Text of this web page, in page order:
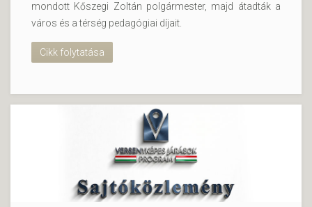
mondott Kőszegi Zoltán polgármester, majd átadták a
város és a térség pedagógiai díjait.
Cikk folytatása